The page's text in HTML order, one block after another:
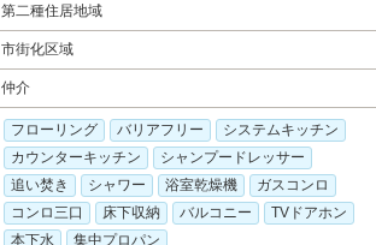
第二種住居地域
市街化区域
仲介
フローリング バリアフリー
システムキッチン
カウンターキッチン
シャンプードレッサー
追い焚き
シャワー 浴室乾燥機
ガスコンロ
コンロ三口
床下収納 バルコニー
TVドアホン
本下水
集中プロパン